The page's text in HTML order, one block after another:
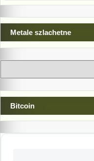
Metale szlachetne
Bitcoin